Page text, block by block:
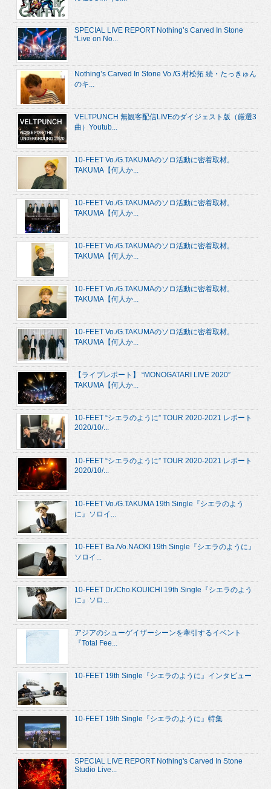
SPECIAL LIVE REPORT Nothing’s Carved In Stone
“Live on No...
Nothing’s Carved In Stone Vo./G.村松拓 続・たっきゅん
のキ...
VELTPUNCH 無観客配信LIVEのダイジェスト版（厳選3
曲）Youtub...
10-FEET Vo./G.TAKUMAのソロ活動に密着取材。
TAKUMA【何人か...
10-FEET Vo./G.TAKUMAのソロ活動に密着取材。
TAKUMA【何人か...
10-FEET Vo./G.TAKUMAのソロ活動に密着取材。
TAKUMA【何人か...
10-FEET Vo./G.TAKUMAのソロ活動に密着取材。
TAKUMA【何人か...
10-FEET Vo./G.TAKUMAのソロ活動に密着取材。
TAKUMA【何人か...
【ライブレポート】 “MONOGATARI LIVE 2020”
TAKUMA【何人か...
10-FEET “シエラのように” TOUR 2020-2021 レポート
2020/10/...
10-FEET “シエラのように” TOUR 2020-2021 レポート
2020/10/...
10-FEET Vo./G.TAKUMA 19th Single『シエラのよう
に』ソロイ...
10-FEET Ba./Vo.NAOKI 19th Single『シエラのように』
ソロイ...
10-FEET Dr./Cho.KOUICHI 19th Single『シエラのよう
に』ソロ...
アジアのシューゲイザーシーンを牽引するイベント
『Total Fee...
10-FEET 19th Single『シエラのように』インタビュー
10-FEET 19th Single『シエラのように』特集
SPECIAL LIVE REPORT Nothing's Carved In Stone
Studio Live...